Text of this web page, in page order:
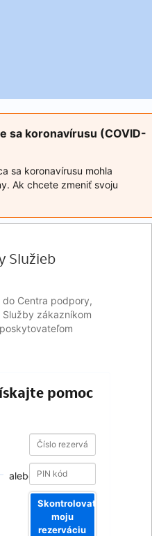
sa koronavírusu (COVID-
sa koronavírusu mohla
Ak chcete zmeniť svoju
Služieb
Centra podpory,
zákazníkom
pomoc
alebo
Číslo
rezervácie
Číslo
rezervácie
Skontrolovať
moju
rezerváciu